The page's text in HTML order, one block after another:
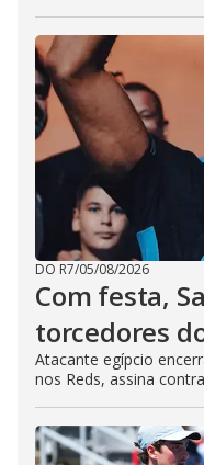
DO R7/05/08/2026
Com festa,
torcedores
Atacante egípcio
nos Reds, assina